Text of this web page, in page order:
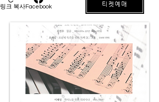
링크 복사Facebook 티켓예매